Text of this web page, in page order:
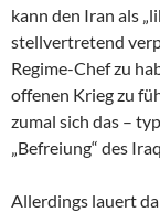
kann den Iran als
stellvertretend
Regime-Chef zu
offenen Krieg zu
zumal sich das –
„Befreiung“ des
Allerdings lauert da